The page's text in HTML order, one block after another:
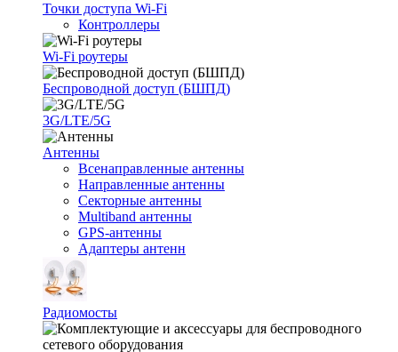
Точки доступа Wi-Fi
Контроллеры
Wi-Fi роутеры
Беспроводной доступ (БШПД)
3G/LTE/5G
Антенны
Всенаправленные антенны
Направленные антенны
Секторные антенны
Multiband антенны
GPS-антенны
Адаптеры антенн
Радиомосты